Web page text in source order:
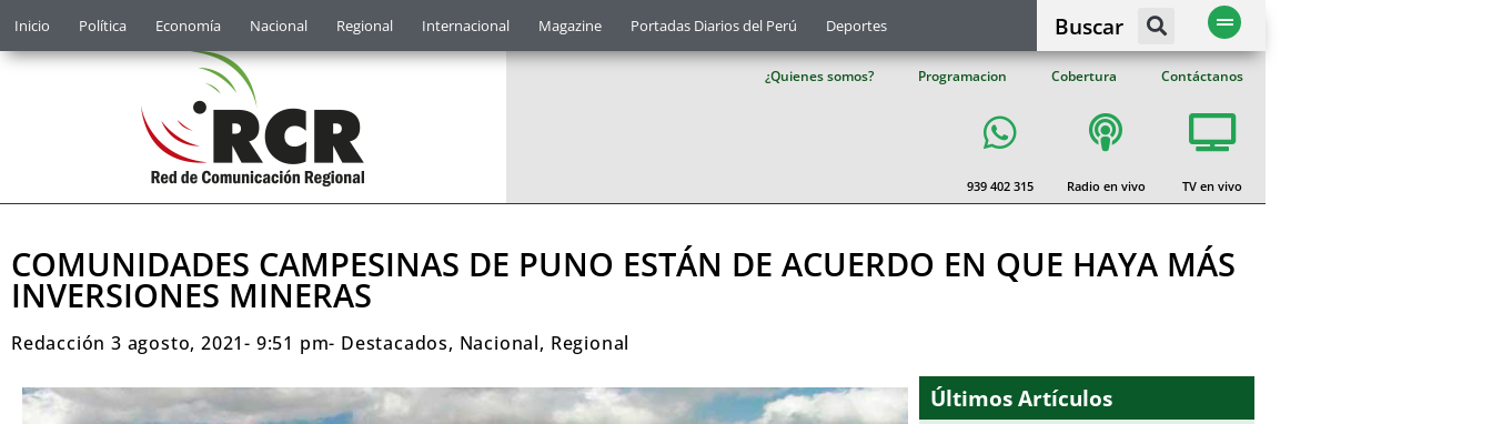
Inicio Política Economía Nacional Regional Internacional Magazine Portadas Diarios del Perú Deportes Buscar
¿Quienes somos? Programacion Cobertura Contáctanos
939 402 315 Radio en vivo TV en vivo
COMUNIDADES CAMPESINAS DE PUNO ESTÁN DE ACUERDO EN QUE HAYA MÁS
INVERSIONES MINERAS
Redacción 3 agosto, 2021- 9:51 pm- Destacados, Nacional, Regional
Últimos Artículos